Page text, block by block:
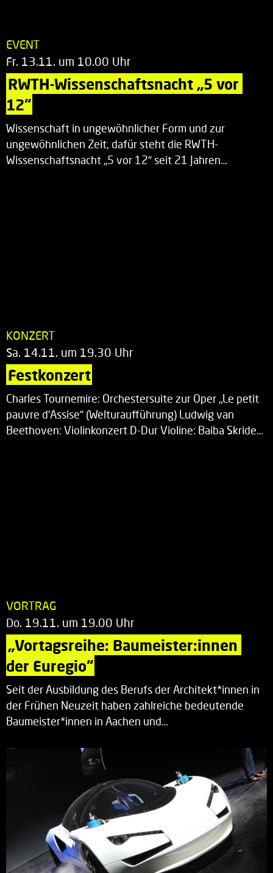
EVENT
Fr. 13.11. um 10.00 Uhr
RWTH-Wissenschaftsnacht „5 vor
12“
Wissenschaft in ungewöhnlicher Form und zur
ungewöhnlichen Zeit, dafür steht die RWTH-
Wissenschaftsnacht „5 vor 12“ seit 21 Jahren…
KONZERT
Sa. 14.11. um 19.30 Uhr
Festkonzert
Charles Tournemire: Orchestersuite zur Oper „Le petit
pauvre d’Assise“ (Welturaufführung) Ludwig van
Beethoven: Violinkonzert D-Dur Violine: Baiba Skride…
VORTRAG
Do. 19.11. um 19.00 Uhr
„Vortagsreihe: Baumeister:innen
der Euregio“
Seit der Ausbildung des Berufs der Architekt*innen in
der Frühen Neuzeit haben zahlreiche bedeutende
Baumeister*innen in Aachen und…